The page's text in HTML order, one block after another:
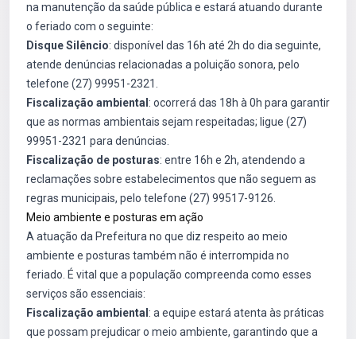
na manutenção da saúde pública e estará atuando durante
o feriado com o seguinte:
Disque Silêncio: disponível das 16h até 2h do dia seguinte,
atende denúncias relacionadas a poluição sonora, pelo
telefone (27) 99951-2321.
Fiscalização ambiental : ocorrerá das 18h à 0h para garantir
que as normas ambientais sejam respeitadas; ligue (27)
99951-2321 para denúncias.
Fiscalização de posturas: entre 16h e 2h, atendendo a
reclamações sobre estabelecimentos que não seguem as
regras municipais, pelo telefone (27) 99517-9126.
Meio ambiente e posturas em ação
A atuação da Prefeitura no que diz respeito ao meio
ambiente e posturas também não é interrompida no
feriado. É vital que a população compreenda como esses
serviços são essenciais:
Fiscalização ambiental : a equipe estará atenta às práticas
que possam prejudicar o meio ambiente, garantindo que a